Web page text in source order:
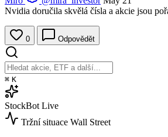
Nvidia doručila skvělá čísla a akcie jsou
0 Odpovědět
⌘ K
StockBot Live
Tržní situace Wall Street